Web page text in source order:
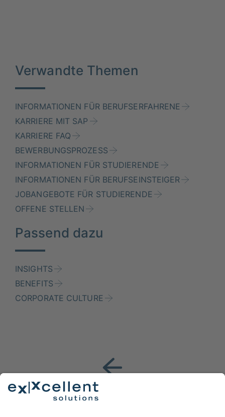
Verwandte Themen
INFORMATIONEN FÜR BERUFSERFAHRENE
KARRIERE MIT SAP
KARRIERE FAQ
BEWERBUNGSPROZESS
INFORMATIONEN FÜR STUDIERENDE
INFORMATIONEN FÜR BERUFSEINSTEIGER
JOBANGEBOTE FÜR STUDIERENDE
OFFENE STELLEN
Passend dazu
INSIGHTS
BENEFITS
CORPORATE CULTURE
Ein Schritt zurück